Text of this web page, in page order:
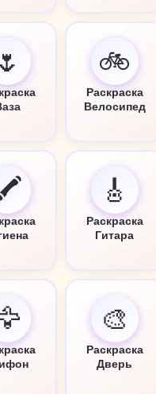
🚲
Раскраска
Велосипед
🎸
Раскраска
Гитара
🎨
Раскраска
Дверь